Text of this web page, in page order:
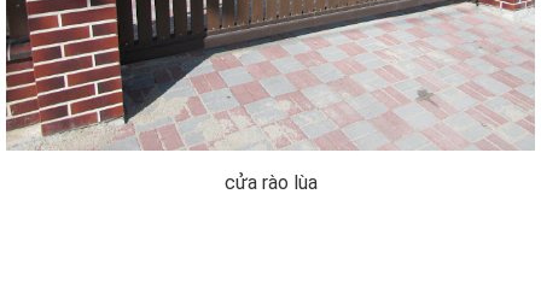
cửa rào lùa